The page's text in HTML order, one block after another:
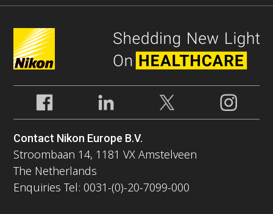
Contact Nikon Europe B.V.
Stroombaan 14, 1181 VX Amstelveen
The Netherlands
Enquiries Tel: 0031-(0)-20-7099-000